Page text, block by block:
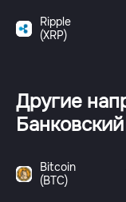
Ripple
(XRP)
Другие
Bitcoin
(BTC)